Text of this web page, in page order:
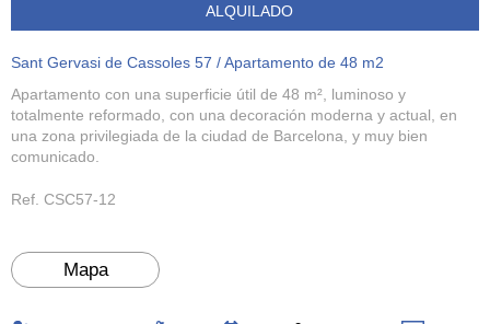
ALQUILADO
Sant Gervasi de Cassoles 57 / Apartamento de 48 m2
Apartamento con una superficie útil de 48 m², luminoso y
totalmente reformado, con una decoración moderna y actual, en
una zona privilegiada de la ciudad de Barcelona, y muy bien
comunicado.
Ref. CSC57-12
Mapa